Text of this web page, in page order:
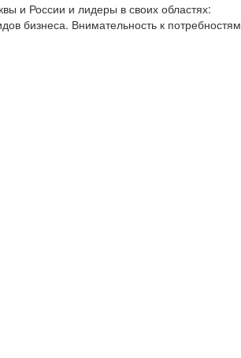
и России и лидеры в своих областях:
бизнеса. Внимательность к потребностям